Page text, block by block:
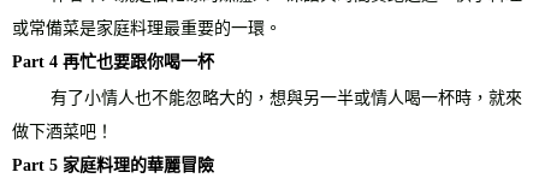
或常備菜是家庭料理最重要的一環。
Part 4 再忙也要跟你喝一杯
有了小情人也不能忽略大的，想與另一半或情人喝一杯時，就來
做下酒菜吧！
Part 5 家庭料理的華麗冒險